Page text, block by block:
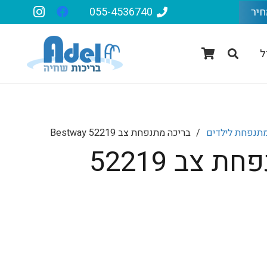
055-4536740
לילדים / בריכה מתנפחת צב 52219 Bestway
בריכה מתנפחת צב 52219